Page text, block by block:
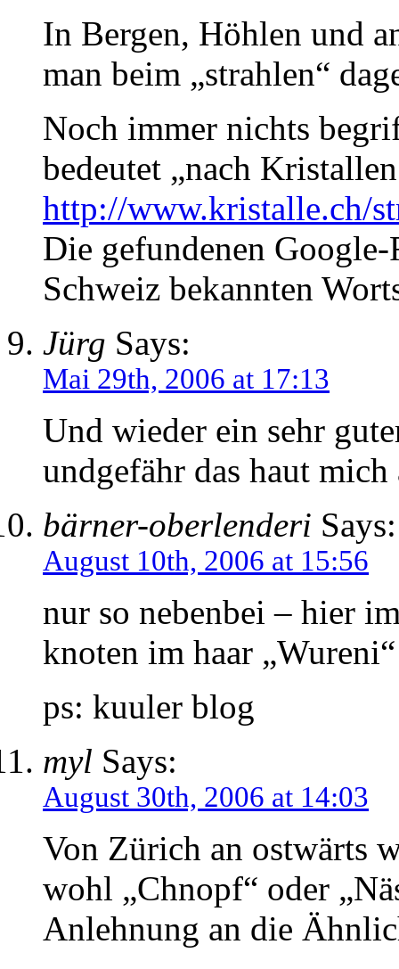
In Bergen, Höhlen und
man beim „strahlen“
Noch immer nichts
bedeutet „nach
http://www.kristalle.ch/
Die gefundenen
Schweiz bekannten
Jürg Says:
Mai 29th, 2006 at 17:13
Und wieder ein sehr
undgefähr das haut mich
bärner-oberlenderi Says:
August 10th, 2006 at 15:56
nur so nebenbei – hier
knoten im haar
ps: kuuler blog
myl Says:
August 30th, 2006 at 14:03
Von Zürich an ostwärts
wohl „Chnopf“ oder
Anlehnung an die